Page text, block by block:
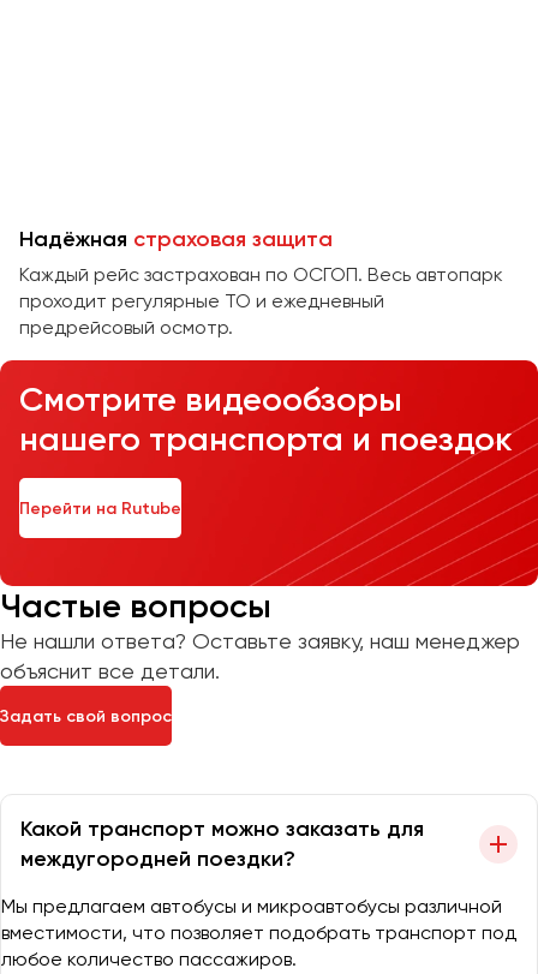
Надёжная страховая защита
Каждый рейс застрахован по ОСГОП. Весь автопарк
проходит регулярные ТО и ежедневный
предрейсовый осмотр.
Смотрите видеообзоры
нашего транспорта и поездок
Перейти на Rutube
Частые вопросы
Не нашли ответа? Оставьте заявку, наш менеджер
объяснит все детали.
Задать свой вопрос
Какой транспорт можно заказать для
междугородней поездки?
Мы предлагаем автобусы и микроавтобусы различной
вместимости, что позволяет подобрать транспорт под
любое количество пассажиров.